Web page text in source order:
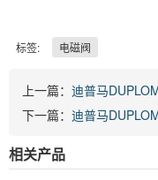
标签: 电磁阀
上一篇： 迪普马
下一篇： 迪普马
相关产品